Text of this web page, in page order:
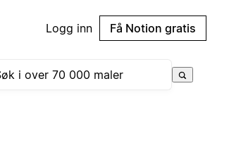
Logg inn Få Notion gratis